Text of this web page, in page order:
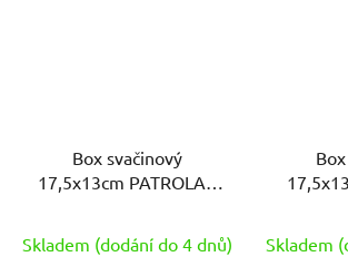
Box svačinový
17,5x13cm PATROLA s
Skladem (dodání do 4 dnů)
Skladem